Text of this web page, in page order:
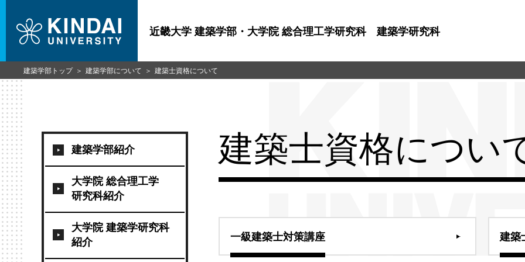
近畿大学 建築学部・大学院 総合理工学研究科 建築学研究科
建築学部紹介
大学院 総合理工学
研究科紹介
大学院 建築学研究科
紹介
建築士資格につい
一級建築士対策講座 建築
建築学部トップ 建築学部について 建築士資格について